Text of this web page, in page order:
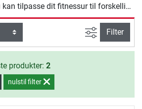
tilpasse dit fitnessur til forskellige
Avanceret
Filter
produkter: 2
nulstil filter